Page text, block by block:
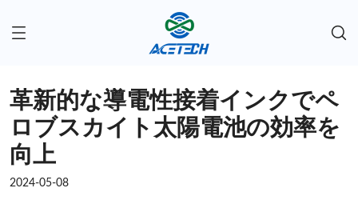
革新的な導電性接着インクでペ
ロブスカイト太陽電池の効率を
向上
2024-05-08